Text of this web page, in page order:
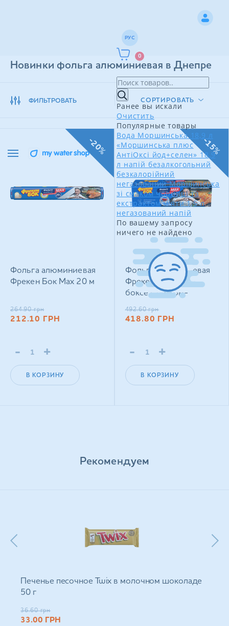
РУС
0
Ранее вы искали
Очистить
Популярные товары
Вода Моршинська 18,9 л
«Моршинська плюс
АнтіОксі йод+селен» 18,9
л напій безалкогольний
безкалорійний
негазований Моршинська
зі смаком чорниці та
екстрактом м'яти 1,5 л
негазований напій
По вашему запросу
ничего не найдено
Новинки фольга алюминиевая в Днепре
ФИЛЬТРОВАТЬ СОРТИРОВАТЬ
Фольга алюминиевая
Фрекен Бок Max 20 м
264.90 грн
212.10 ГРН
- +
В КОРЗИНУ
-20%
Фольга алюминиевая
Фрекен Бок Мax в
боксе с ножом-
492.60 грн
418.80 ГРН
- +
В КОРЗИНУ
-15%
Рекомендуем
Печенье песочное Twix в молочном шоколаде
50 г
36.60 грн
33.00 ГРН